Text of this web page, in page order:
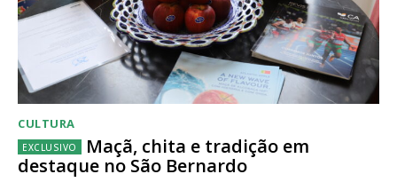
CULTURA
Maçã, chita e tradição em
destaque no São Bernardo